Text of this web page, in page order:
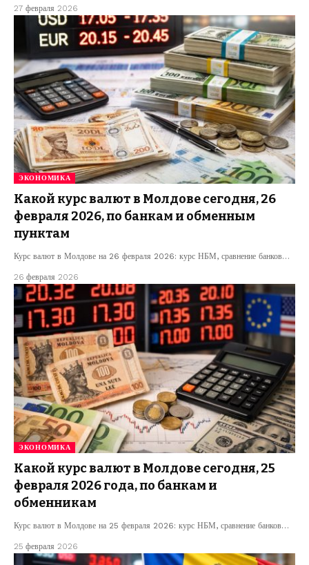
27 февраля 2026
ЭКОНОМИКА
Какой курс валют в Молдове сегодня, 26
февраля 2026, по банкам и обменным
пунктам
Курс валют в Молдове на 26 февраля 2026: курс НБМ, сравнение банков…
26 февраля 2026
ЭКОНОМИКА
Какой курс валют в Молдове сегодня, 25
февраля 2026 года, по банкам и
обменникам
Курс валют в Молдове на 25 февраля 2026: курс НБМ, сравнение банков…
25 февраля 2026